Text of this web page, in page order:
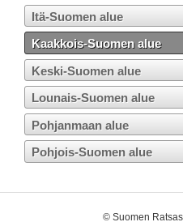
Itä-Suomen alue
Kaakkois-Suomen alue
Keski-Suomen alue
Lounais-Suomen alue
Pohjanmaan alue
Pohjois-Suomen alue
©Suomen